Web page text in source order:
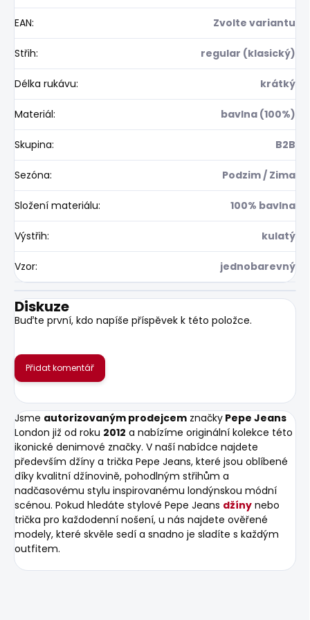
EAN: Zvolte variantu
Střih: regular (klasický)
Délka rukávu: krátký
Materiál: bavlna (100%)
Skupina: B2B
Sezóna: Podzim / Zima
Složení materiálu: 100% bavlna
Výstřih: kulatý
Vzor: jednobarevný
Diskuze
Buďte první, kdo napíše příspěvek k této položce.
Přidat komentář
Jsme autorizovaným prodejcem značky Pepe Jeans
London již od roku 2012 a nabízíme originální kolekce této
ikonické denimové značky. V naší nabídce najdete
především džíny a trička Pepe Jeans, které jsou oblíbené
díky kvalitní džínovině, pohodlným střihům a
nadčasovému stylu inspirovanému londýnskou módní
scénou. Pokud hledáte stylové Pepe Jeans džíny nebo
trička pro každodenní nošení, u nás najdete ověřené
modely, které skvěle sedí a snadno je sladíte s každým
outfitem.